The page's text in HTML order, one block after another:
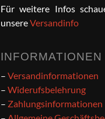
Für weitere Infos
unsereVersandinfo
INFORMATIONEN
– Versandinformationen
– Widerufsbelehrung
– Zahlungsinformationen